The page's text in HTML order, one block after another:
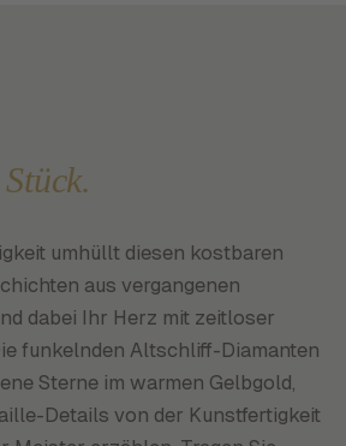
Stück.
umhüllt diesen kostbaren
aus vergangenen
dabei Ihr Herz mit zeitloser
funkelnden Altschliff-Diamanten
Sterne im warmen Gelbgold,
Details von der Kunstfertigkeit